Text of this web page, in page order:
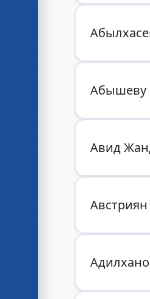
Абышеву
Авид